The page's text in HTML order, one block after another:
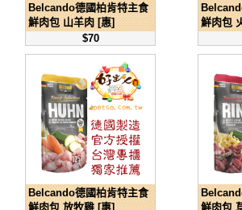
Belcando德國柏肯特主食
鮮肉包 山羊肉 [惠]
$70
鮮肉包
Belcando德國柏肯特主食
鮮肉包 放牧雞 [惠]
鮮肉包